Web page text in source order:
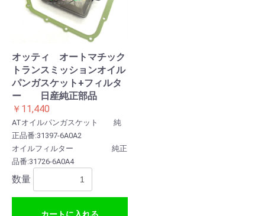
オッティ オートマチック
トランスミッションオイル
パンガスケット+フィルタ
ー 日産純正部品
￥11,440
ATオイルパンガスケット 純
正品番:31397-6A0A2
オイルフィルター 純正
品番:31726-6A0A4
数量
お買い物を続ける